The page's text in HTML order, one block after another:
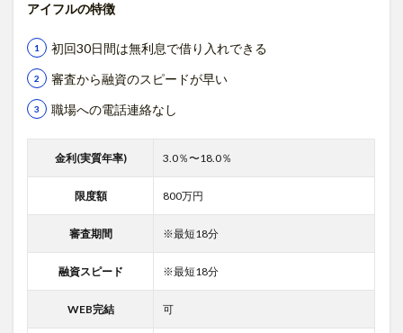
アイフルの特徴
初回30日間は無利息で借り入れできる
審査から融資のスピードが早い
職場への電話連絡なし
金利(実質年率) 3.0％〜18.0％
限度額 800万円
審査期間 ※最短18分
融資スピード ※最短18分
WEB完結 可